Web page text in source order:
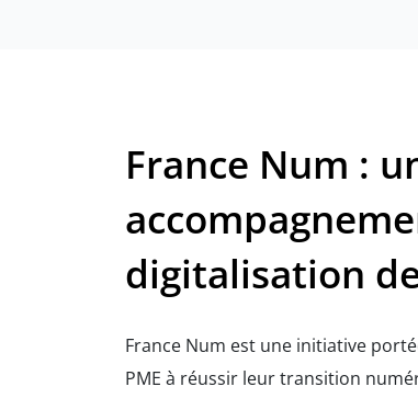
France Num :
digitalisation
France Num est une initiative
PME à réussir leur transition